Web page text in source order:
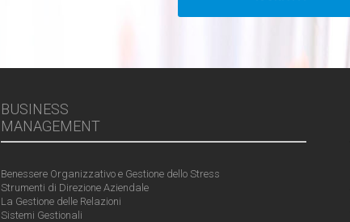
BUSINESS
MANAGEMENT
Benessere Organizzativo e Gestione dello Stress
Strumenti di Direzione Aziendale
La Gestione delle Relazioni
Sistemi Gestionali